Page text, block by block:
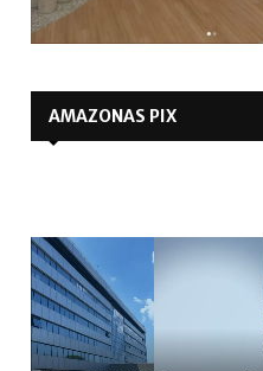
AMAZONAS PIX